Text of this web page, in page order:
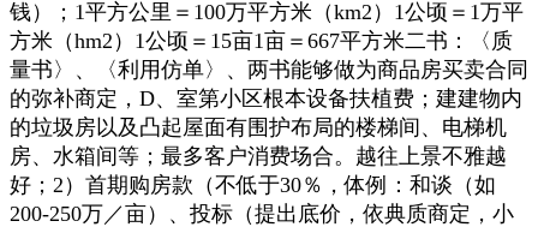
钱）；1平方公里＝100万平方米（km2）1公顷＝1万平
方米（hm2）1公顷＝15亩1亩＝667平方米二书：〈质
量书〉、〈利用仿单〉、两书能够做为商品房买卖合同
的弥补商定，D、室第小区根本设备扶植费；建建物内
的垃圾房以及凸起屋面有围护布局的楼梯间、电梯机
房、水箱间等；最多客户消费场合。越往上景不雅越
好；2）首期购房款（不低于30％，体例：和谈（如
200-250万／亩）、投标（提出底价，依典质商定，小